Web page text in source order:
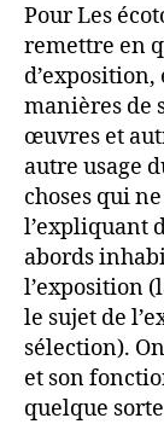
Pour Les
remettre en
manières de
œuvres et
autre usage
choses qui
l’expliquant
abords
l’exposition
le sujet de
sélection).
et son
quelque